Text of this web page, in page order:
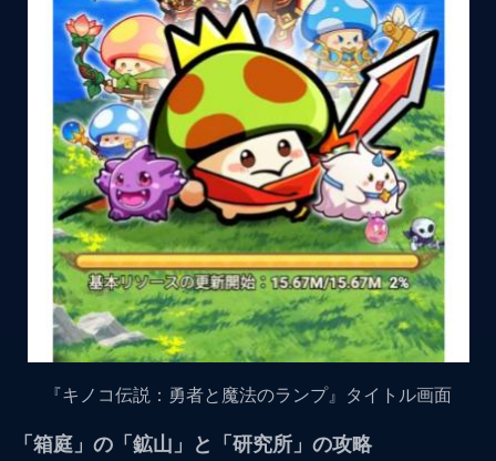
『キノコ伝説：勇者と魔法のランプ』タイトル画面
「箱庭」の「鉱山」と「研究所」の攻略